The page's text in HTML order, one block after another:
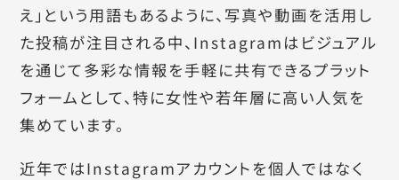
え」という用語もあるように、写真や動画を活用し
た投稿が注目される中、Instagramはビジュアル
を通じて多彩な情報を手軽に共有できるプラット
フォームとして、特に女性や若年層に高い人気を
集めています。
近年ではInstagramアカウントを個人ではなく